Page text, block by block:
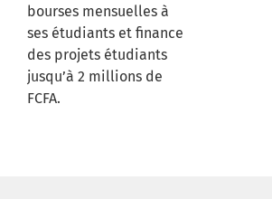
bourses mensuelles à
ses étudiants et finance
des projets étudiants
jusqu’à 2 millions de
FCFA.